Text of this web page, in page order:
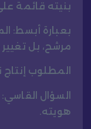
بنيته قائمة
بعبارة أبسط:
مرشح، بل
المطلوب
السؤال
هويته.